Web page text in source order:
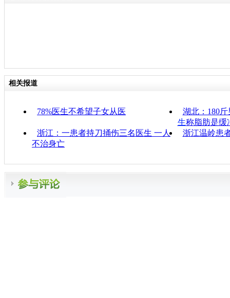
相关报道
78%医生不希望子女从医
湖北：180
生称脂肪是缓
浙江：一患者持刀捅伤三名医生 一人
不治身亡
浙江温岭患